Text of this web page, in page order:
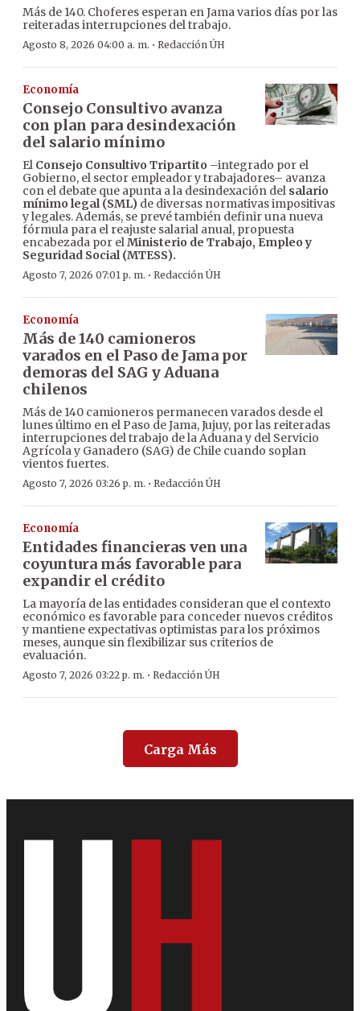
Más de 140. Choferes esperan en Jama varios días por las
reiteradas interrupciones del trabajo.
Agosto 8, 2026 04:00 a. m. · Redacción ÚH
Economía
Consejo Consultivo avanza
con plan para desindexación
del salario mínimo
El Consejo Consultivo Tripartito –integrado por el
Gobierno, el sector empleador y trabajadores– avanza
con el debate que apunta a la desindexación del salario
mínimo legal (SML) de diversas normativas impositivas
y legales. Además, se prevé también definir una nueva
fórmula para el reajuste salarial anual, propuesta
encabezada por elMinisterio de Trabajo, Empleo y
Seguridad Social (MTESS).
Agosto 7, 2026 07:01 p. m. · Redacción ÚH
Economía
Más de 140 camioneros
varados en el Paso de Jama por
demoras del SAG y Aduana
chilenos
Más de 140 camioneros permanecen varados desde el
lunes último en el Paso de Jama, Jujuy, por las reiteradas
interrupciones del trabajo de la Aduana y del Servicio
Agrícola y Ganadero (SAG) de Chile cuando soplan
vientos fuertes.
Agosto 7, 2026 03:26 p. m. · Redacción ÚH
Economía
Entidades financieras ven una
coyuntura más favorable para
expandir el crédito
La mayoría de las entidades consideran que el contexto
económico es favorable para conceder nuevos créditos
y mantiene expectativas optimistas para los próximos
meses, aunque sin flexibilizar sus criterios de
evaluación.
Agosto 7, 2026 03:22 p. m. · Redacción ÚH
Carga Más